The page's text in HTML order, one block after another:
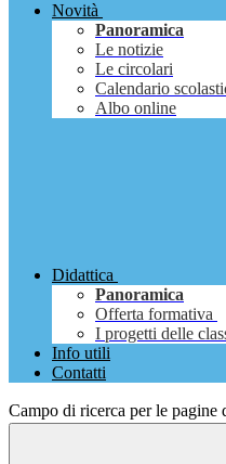
Novità
Panoramica
Le notizie
Le circolari
Calendario
Albo online
Didattica
Panoramica
Offerta formativa
I progetti delle
Info utili
Contatti
Campo di ricerca per le pagine